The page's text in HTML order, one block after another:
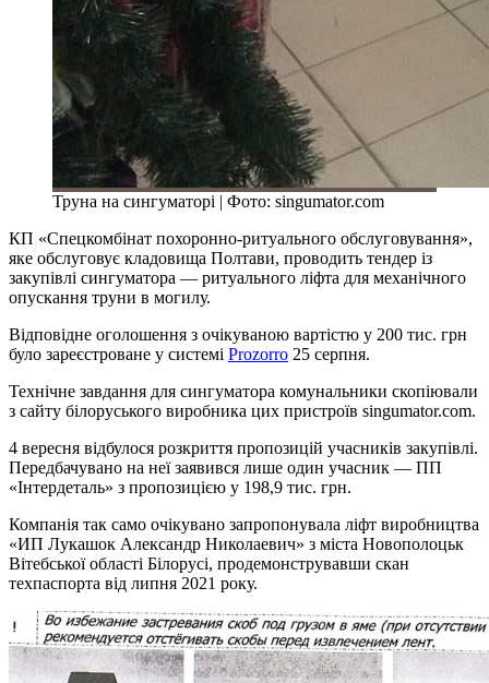
Труна на сингуматорі | Фото: singumator.com
КП «Спецкомбінат похоронно-ритуального обслуговування»,
яке обслуговує кладовища Полтави, проводить тендер із
закупівлі сингуматора — ритуального ліфта для механічного
опускання труни в могилу.
Відповідне оголошення з очікуваною вартістю у 200 тис. грн
було зареєстроване у системі Prozorro 25 серпня.
Технічне завдання для сингуматора комунальники скопіювали
з сайту білоруського виробника цих пристроїв singumator.com.
4 вересня відбулося розкриття пропозицій учасників закупівлі.
Передбачувано на неї заявився лише один учасник — ПП
«Інтердеталь» з пропозицією у 198,9 тис. грн.
Компанія так само очікувано запропонувала ліфт виробництва
«ИП Лукашок Александр Николаевич» з міста Новополоцьк
Вітебської області Білорусі, продемонструвавши скан
техпаспорта від липня 2021 року.